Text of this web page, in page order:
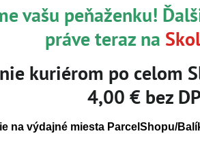
lícnicou, pevným čírym
proti žiareniu vznikajúcom pri
a EN 166.
vašu peňaženku!
práve teraz na
kuriérom po celom
4,00 € bez
na výdajné miesta ParcelShopu/